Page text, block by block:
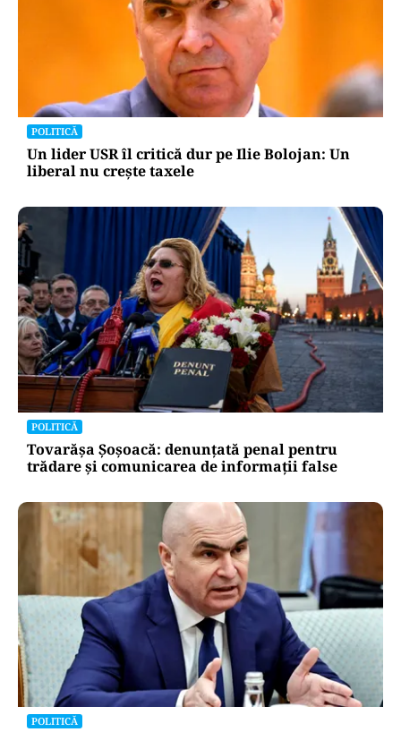
POLITICĂ
Un lider USR îl critică dur pe Ilie Bolojan: Un
liberal nu crește taxele
POLITICĂ
Tovarășa Șoșoacă: denunțată penal pentru
trădare și comunicarea de informații false
POLITICĂ